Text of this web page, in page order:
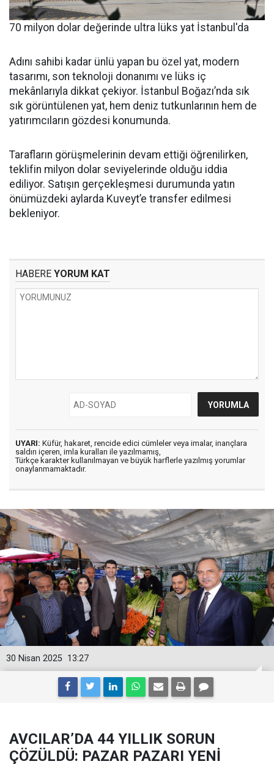
70 milyon dolar değerinde ultra lüks yat İstanbul'da
Adını sahibi kadar ünlü yapan bu özel yat, modern
tasarımı, son teknoloji donanımı ve lüks iç
mekânlarıyla dikkat çekiyor. İstanbul Boğazı’nda sık
sık görüntülenen yat, hem deniz tutkunlarının hem de
yatırımcıların gözdesi konumunda.
Tarafların görüşmelerinin devam ettiği öğrenilirken,
teklifin milyon dolar seviyelerinde olduğu iddia
ediliyor. Satışın gerçekleşmesi durumunda yatın
önümüzdeki aylarda Kuveyt’e transfer edilmesi
bekleniyor.
HABERE YORUM KAT
UYARI: Küfür, hakaret, rencide edici cümleler veya imalar, inançlara
saldırı içeren, imla kuralları ile yazılmamış,
Türkçe karakter kullanılmayan ve büyük harflerle yazılmış yorumlar
onaylanmamaktadır.
13:27
30 Nisan 2025
AVCILAR’DA 44 YILLIK SORUN
ÇÖZÜLDÜ: PAZAR PAZARI YENİ